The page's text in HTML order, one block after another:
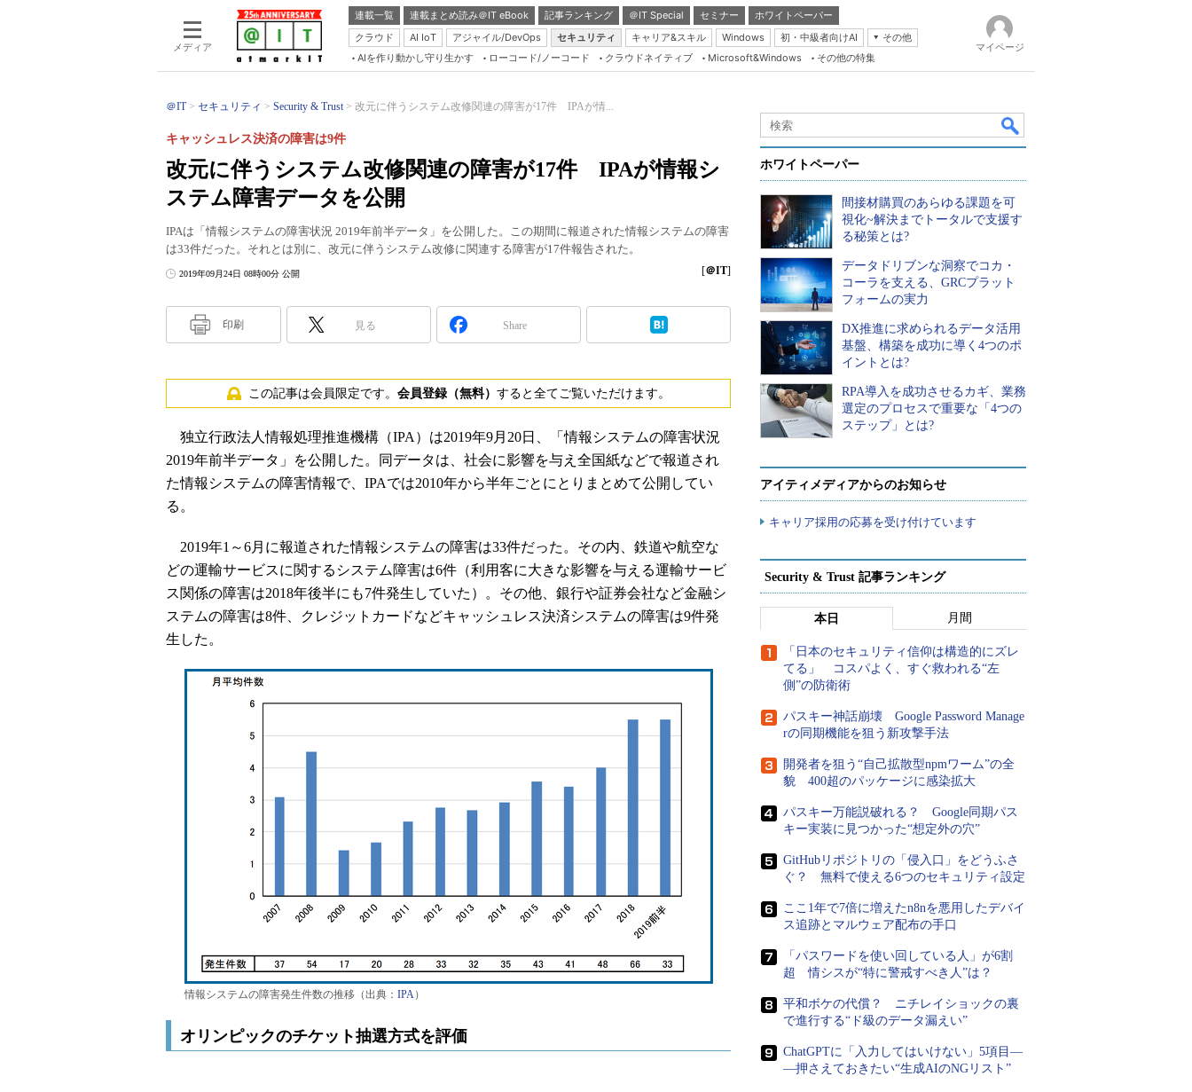
メディア
連載一覧 連載まとめ読み＠IT eBook 記事ランキング ＠IT Special セミナー
ホワイトペーパー
クラウド
AI IoT アジャイル/DevOps セキュリティ キャリア&スキル Windows 初・中級者向けAI
その他
Server & Storage
Java Agile
Database Expert
Linux ＆ OSS
Master of IP Network
Security & Trust
ブログ
AIを作り動かし守り生かす ローコード/ノーコード クラウドネイティブ Microsoft&Windows その他の特集
マイページ
＠IT セキュリティ Security & Trust 改元に伴うシステム改修関連の障害が17件 IPAが情...
改元に伴うシステム改修関連の障害が17件 IPAが情報シ
ステム障害データを公開
キャッシュレス決済の障害は9件
IPAは「情報システムの障害状況 2019年前半データ」を公開した。この期間に報道された情報システムの障害
は33件だった。それとは別に、改元に伴うシステム改修に関連する障害が17件報告された。
2019年09月24日 08時00分 公開 [＠IT]
印刷 見る Share
この記事は会員限定です。 会員登録（無料） すると全てご覧いただけます。
独立行政法人情報処理推進機構（IPA）は2019年9月20日、「情報システムの障害状況
2019年前半データ」を公開した。同データは、社会に影響を与え全国紙などで報道され
た情報システムの障害情報で、IPAでは2010年から半年ごとにとりまとめて公開してい
る。
2019年1～6月に報道された情報システムの障害は33件だった。その内、鉄道や航空な
どの運輸サービスに関するシステム障害は6件（利用客に大きな影響を与える運輸サービ
ス関係の障害は2018年後半にも7件発生していた）。その他、銀行や証券会社など金融シ
ステムの障害は8件、クレジットカードなどキャッシュレス決済システムの障害は9件発
生した。
情報システムの障害発生件数の推移（出典： IPA）
オリンピックのチケット抽選方式を評価
ホワイトペーパー
間接材購買のあらゆる課題を可
視化~解決までトータルで支援す
る秘策とは?
データドリブンな洞察でコカ・
コーラを支える、GRCプラット
フォームの実力
DX推進に求められるデータ活用
基盤、構築を成功に導く4つのポ
イントとは?
RPA導入を成功させるカギ、業務
選定のプロセスで重要な「4つの
ステップ」とは?
アイティメディアからのお知らせ
キャリア採用の応募を受け付けています
Security & Trust 記事ランキング
本日 月間
「日本のセキュリティ信仰は構造的にズレ
てる」 コスパよく、すぐ救われる“左
側”の防衛術
パスキー神話崩壊 Google Password Manage
rの同期機能を狙う新攻撃手法
開発者を狙う“自己拡散型npmワーム”の全
貌 400超のパッケージに感染拡大
パスキー万能説破れる？ Google同期パス
キー実装に見つかった“想定外の穴”
GitHubリポジトリの「侵入口」をどうふさ
ぐ？ 無料で使える6つのセキュリティ設定
ここ1年で7倍に増えたn8nを悪用したデバイ
ス追跡とマルウェア配布の手口
「パスワードを使い回している人」が6割
超 情シスが“特に警戒すべき人”は？
平和ボケの代償？ ニチレイショックの裏
で進行する“ド級のデータ漏えい”
ChatGPTに「入力してはいけない」5項目―
―押さえておきたい“生成AIのNGリスト”